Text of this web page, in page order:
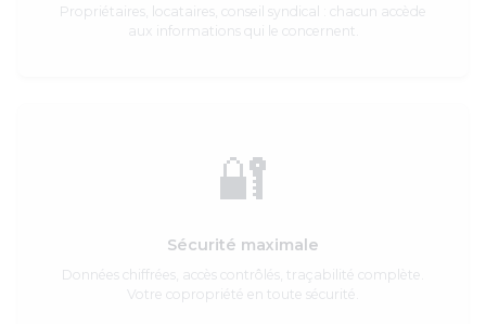
Propriétaires, locataires, conseil syndical : chacun accède
aux informations qui le concernent.
🔐
Sécurité maximale
Données chiffrées, accès contrôlés, traçabilité complète.
Votre copropriété en toute sécurité.